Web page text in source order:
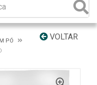
VOLTAR
PÓ